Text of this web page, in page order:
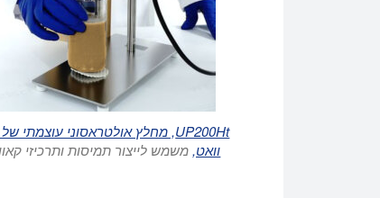
וואט, משמש לייצור תמיסות ותרכיזי